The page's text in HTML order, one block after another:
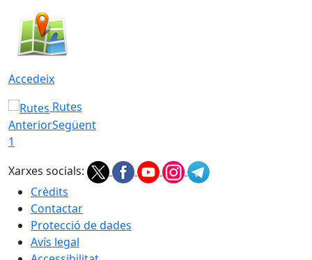
Accedeix
Rutes
AnteriorSegüent
1
Xarxes socials:
Crèdits
Contactar
Protecció de dades
Avís legal